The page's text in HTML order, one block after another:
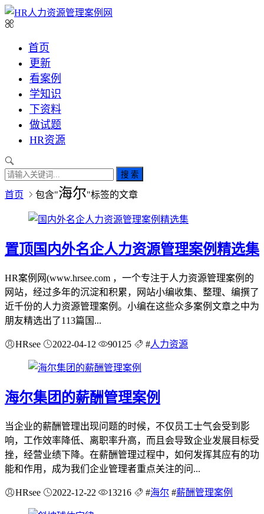
首页
更新
看案例
学知识
下资料
做试题
HR资源
搜 索
首页 包含"海尔"标签的文章
置顶 国内外名企人力资源管理案例精选集
HR案例网(www.hrsee.com ，一个专注于人力资源管理案例的
网站，经过多年的沉淀和积累，网站小编收集、整理、编撰了
近千份的人力资源管理案例。小编在这些众多案例文章之中为
朋友精选出了113篇国...
HRsee 2022-04-12 90125 #人力资源
海尔集团的薪酬管理案例
当企业的薪酬管理出现问题的时候，不仅员工士气会受到影
响，工作效率降低、离职率升高，而且会导致企业发展目标受
挫，经营业绩下降。在薪酬管理过程中，如何发挥其应有的功
能和作用，成为我们企业管理者重点关注的问...
HRsee 2022-12-22 13216 #海尔 #薪酬管理案例